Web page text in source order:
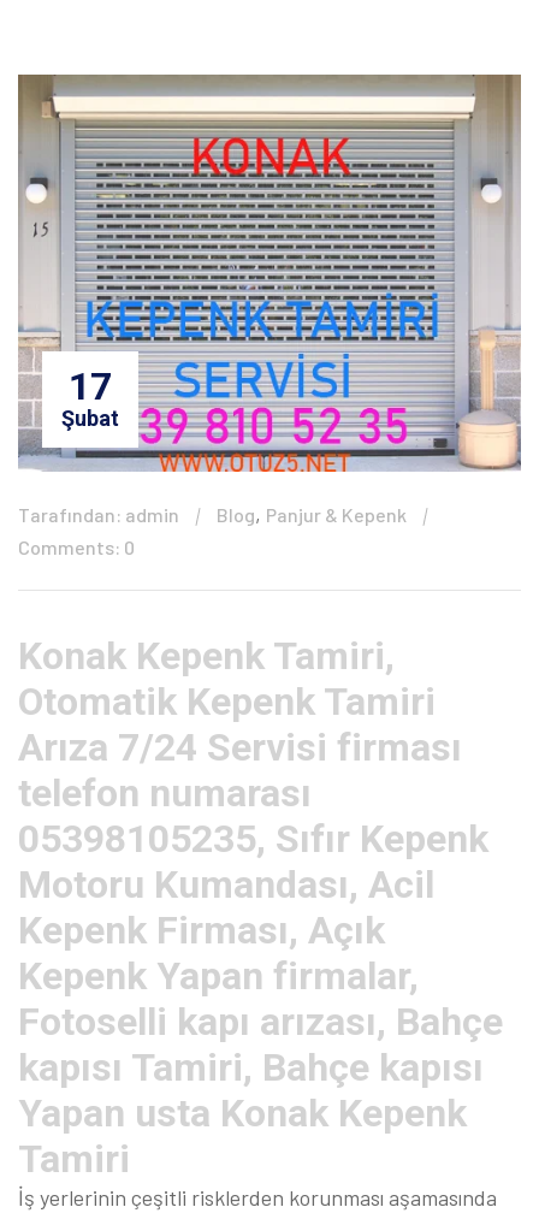
17
Şubat
Tarafından: admin Blog, Panjur & Kepenk
Comments: 0
Konak Kepenk Tamiri,
Otomatik Kepenk Tamiri
Arıza 7/24 Servisi firması
telefon numarası
05398105235, Sıfır Kepenk
Motoru Kumandası, Acil
Kepenk Firması, Açık
Kepenk Yapan firmalar,
Fotoselli kapı arızası, Bahçe
kapısı Tamiri, Bahçe kapısı
Yapan usta Konak Kepenk
Tamiri
İş yerlerinin çeşitli risklerden korunması aşamasında